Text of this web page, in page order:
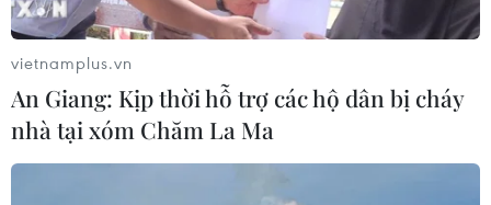
vietnamplus.vn
An Giang: Kịp thời hỗ trợ các hộ dân bị cháy
nhà tại xóm Chăm La Ma